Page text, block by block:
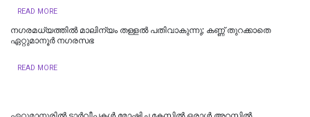
READ MORE
നഗരമധ്യത്തില്‍ മാലിന്യം തള്ളല്‍ പതിവാകുന്നു; കണ്ണ് തുറക്കാതെ
ഏറ്റുമാനൂര്‍ നഗരസഭ
READ MORE